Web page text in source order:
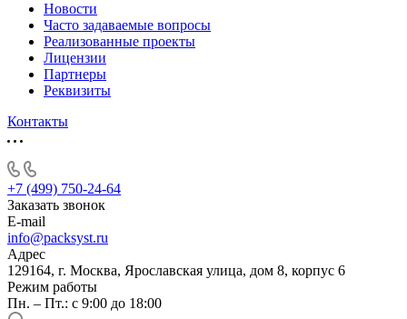
Новости
Часто задаваемые вопросы
Реализованные проекты
Лицензии
Партнеры
Реквизиты
Контакты
+7 (499) 750-24-64
Заказать звонок
E-mail
info@packsyst.ru
Адрес
129164, г. Москва, Ярославская улица, дом 8, корпус 6
Режим работы
Пн. – Пт.: с 9:00 до 18:00